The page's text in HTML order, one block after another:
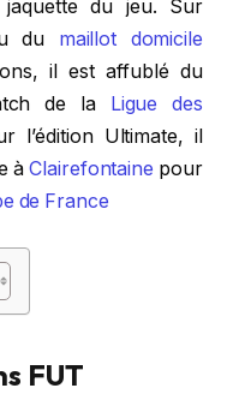
du jeu. Sur
du maillot domicile
il est affublé du
de la Ligue des
l’édition Ultimate, il
àClairefontaine pour
de France
FUT